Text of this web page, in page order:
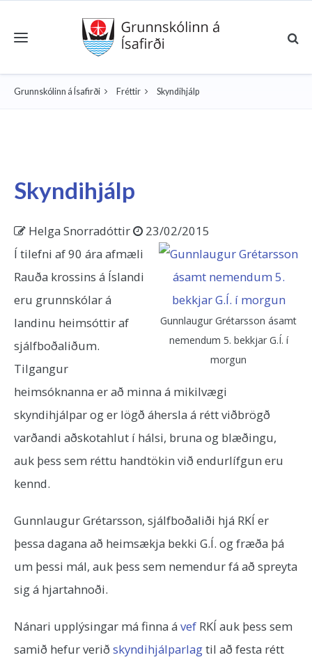
Toggle navigation
Grunnskólinn á Ísafirði Fréttir Skyndihjálp
Skyndihjálp
Helga Snorradóttir 23/02/2015
Gunnlaugur Grétarsson ásamt
nemendum 5. bekkjar G.Í. í
morgun
Í tilefni af 90 ára afmæli
Rauða krossins á Íslandi
eru grunnskólar á
landinu heimsóttir af
sjálfboðaliðum.
Tilgangur
heimsóknanna er að minna á mikilvægi
skyndihjálpar og er lögð áhersla á rétt viðbrögð
varðandi aðskotahlut í hálsi, bruna og blæðingu,
auk þess sem réttu handtökin við endurlífgun eru
kennd.
Gunnlaugur Grétarsson, sjálfboðaliði hjá RKÍ er
þessa dagana að heimsækja bekki G.Í. og fræða þá
um þessi mál, auk þess sem nemendur fá að spreyta
sig á hjartahnoði.
Nánari upplýsingar má finna á vef RKÍ auk þess sem
samið hefur verið skyndihjálparlagtil að festa rétt